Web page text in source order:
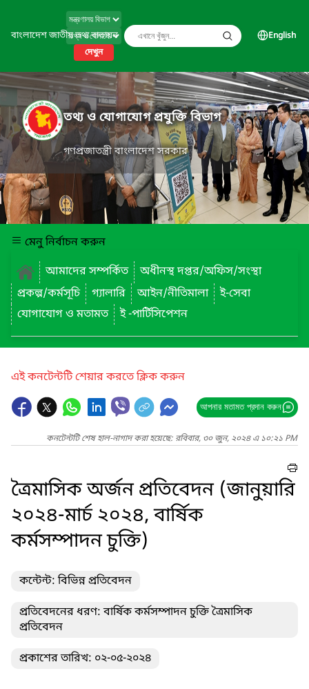
বাংলাদেশ জাতীয় তথ্য বাতায়ন
দেখুন
English
তথ্য ও যোগাযোগ প্রযুক্তি বিভাগ
গণপ্রজাতন্ত্রী বাংলাদেশ সরকার
মেনু নির্বাচন করুন
আমাদের সম্পর্কিত
অধীনস্থ দপ্তর/অফিস/সংস্থা
প্রকল্প/কর্মসূচি
গ্যালারি আইন/নীতিমালা
ই-সেবা
যোগাযোগ ও মতামত
ই -পার্টিসিপেশন
এই কনটেন্টটি শেয়ার করতে ক্লিক করুন
আপনার মতামত প্রদান করুন
কনটেন্টটি শেষ হাল-নাগাদ করা হয়েছে: রবিবার, ৩০ জুন, ২০২৪ এ ১০:২১ PM
ত্রৈমাসিক অর্জন প্রতিবেদন (জানুয়ারি
২০২৪-মার্চ ২০২৪, বার্ষিক
কর্মসম্পাদন চুক্তি)
কন্টেন্ট: বিভিন্ন প্রতিবেদন
প্রতিবেদনের ধরণ: বার্ষিক কর্মসম্পাদন চুক্তি ত্রৈমাসিক
প্রতিবেদন
প্রকাশের তারিখ: ০২-০৫-২০২৪